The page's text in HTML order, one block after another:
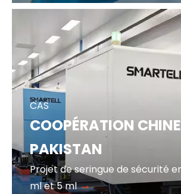
CAS
COOPÉRATION
PAKISTAN
Projet de seringue de sécurité
ml et 5 ml→